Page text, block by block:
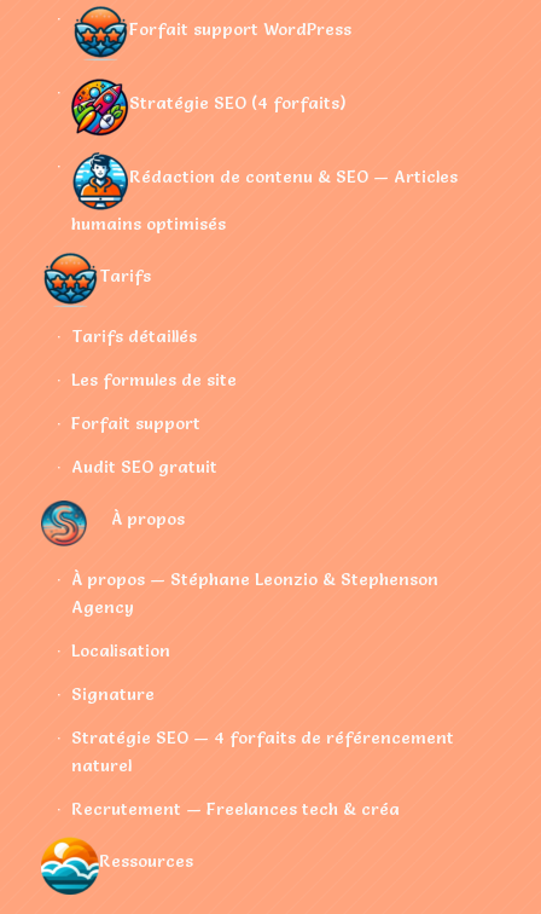
Forfait support WordPress
Stratégie SEO (4 forfaits)
Rédaction de contenu & SEO — Articles
humains optimisés
Tarifs
Tarifs détaillés
Les formules de site
Forfait support
Audit SEO gratuit
À propos
À propos — Stéphane Leonzio & Stephenson
Agency
Localisation
Signature
Stratégie SEO — 4 forfaits de référencement
naturel
Recrutement — Freelances tech & créa
Ressources